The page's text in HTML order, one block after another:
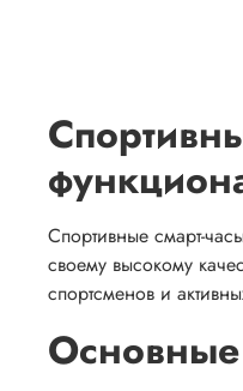
Спортивные смарт-
своему высокому
спортсменов и
Основные